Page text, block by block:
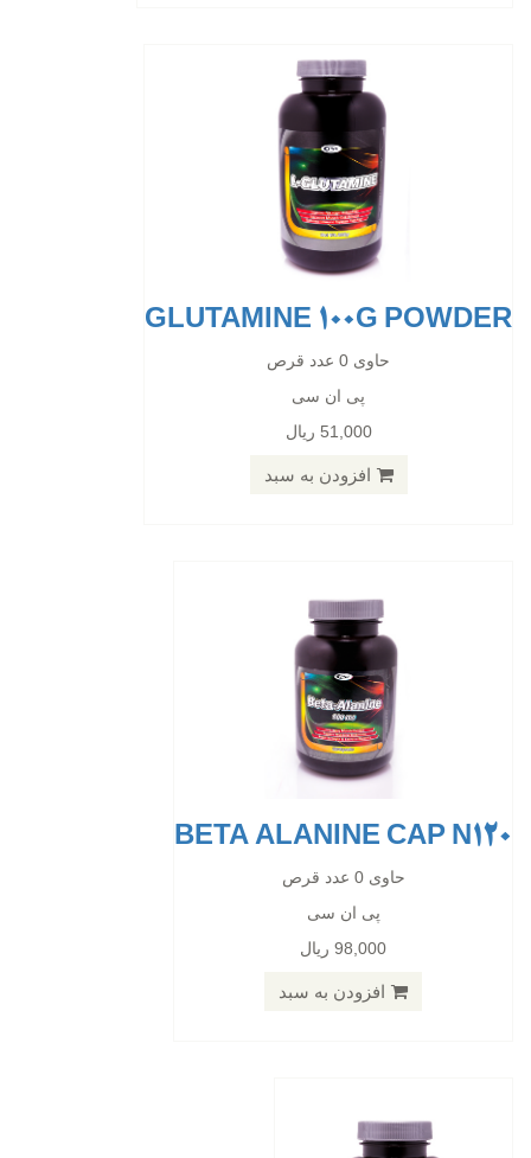
GLUTAMINE 100G POWDER
حاوی 0 عدد قرص
پی ان سی
51,000 ریال
افزودن به سبد
BETA ALANINE CAP N120
حاوی 0 عدد قرص
پی ان سی
98,000 ریال
افزودن به سبد
BETA ALANINE CAP N120
حاوی 0 عدد قرص
پی ان سی
98,000 ریال
BCAA TAB N120
پی ان سی
87,400 ریال